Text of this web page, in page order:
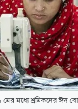
মধ্যে শ্রমিকদের ঈদ